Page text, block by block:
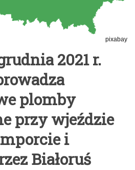
pixabay
2021 r.
plomby
przy wjeździe
i
Białoruś